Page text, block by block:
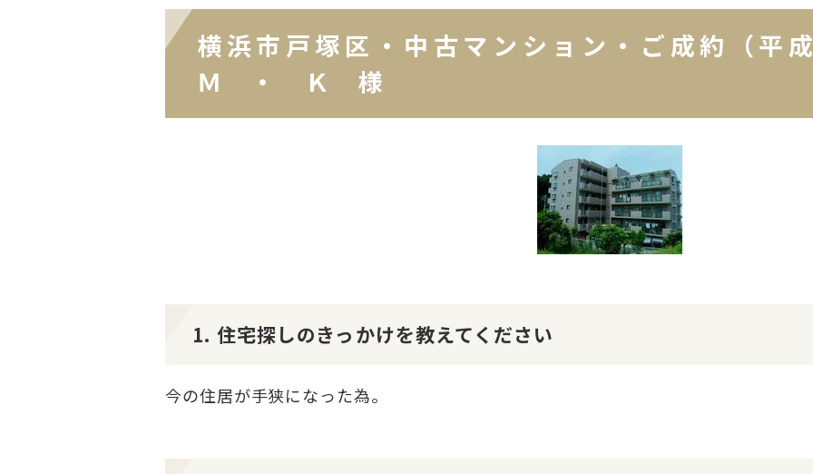
横浜市戸塚区・中古マンション・ご成約（
Ｍ ・ Ｋ 様
1. 住宅探しのきっかけを教えてください
今の住居が手狭になった為。